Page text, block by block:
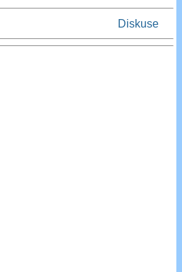
Diskuse